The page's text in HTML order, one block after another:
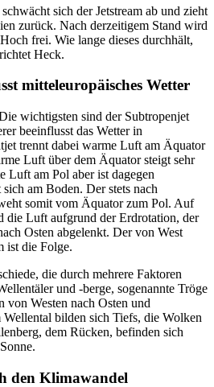
sich der Jetstream ab und zieht
zurück. Nach derzeitigem Stand wird
frei. Wie lange dieses durchhält,
Heck.
mitteleuropäisches Wetter
wichtigsten sind der Subtropenjet
beeinflusst das Wetter in
trennt dabei warme Luft am Äquator
Luft über dem Äquator steigt sehr
Luft am Pol aber ist dagegen
am Boden. Der stets nach
somit vom Äquator zum Pol. Auf
die Luft aufgrund der Erdrotation, der
Osten abgelenkt. Der von West
ist die Folge.
die durch mehrere Faktoren
und -berge, sogenannte Tröge
von Westen nach Osten und
Wellental bilden sich Tiefs, die Wolken
dem Rücken, befinden sich
den Klimawandel